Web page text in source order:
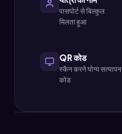
पासपोर्ट से बिल्कुल
मिलता हुआ
QR कोड
स्कैन करने योग्य सत्यापन
कोड